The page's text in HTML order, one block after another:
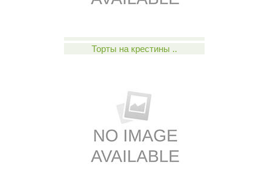
Торты на крестины ..